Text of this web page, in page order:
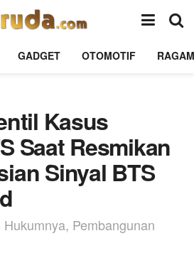
GADGET OTOMOTIF RAGAM
Kasus
Saat Resmikan
Sinyal BTS
Pembangunan